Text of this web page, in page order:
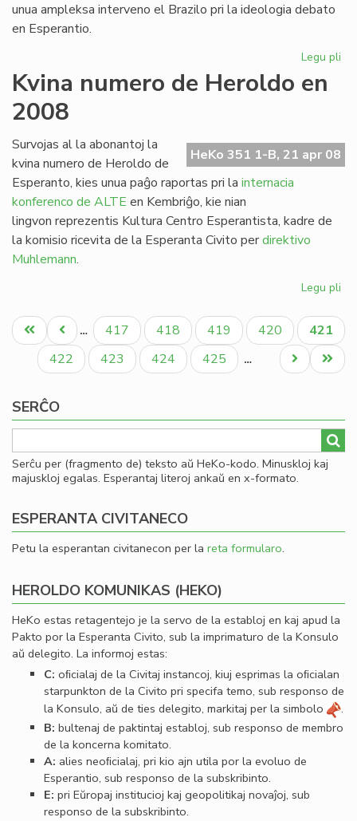
unua ampleksa interveno el Brazilo pri la ideologia debato
en Esperantio.
Legu pli
el
Kvina numero de Heroldo en
2008
HeKo 351 1-B, 21 apr 08
Survojas al la abonantoj la
kvina numero de Heroldo de
Esperanto, kies unua paĝo raportas pri la internacia
konferenco de ALTE en Kembriĝo, kie nian
lingvon reprezentis Kultura Centro Esperantista, kadre de
la komisio ricevita de la Esperanta Civito perdirektivo
Muhlemann.
Legu pli
de
en
Pagination
Unua
paĝo
Antaŭa
paĝo
… Paĝo
417 Paĝo
418 Paĝo
419 Paĝo
420
Aktuala
paĝo
421
Paĝo
422 Paĝo
423 Paĝo
424 Paĝo
425 …
Last
page
Next
page
SERĈO
Serĉu per (fragmento de) teksto aŭ HeKo-kodo. Minuskloj kaj
majuskloj egalas. Esperantaj literoj ankaŭ en x-formato.
ESPERANTA CIVITANECO
Petu la esperantan civitanecon per la reta formularo.
HEROLDO KOMUNIKAS (HEKO)
HeKo estas retagentejo je la servo de la establoj en kaj apud la
Pakto por la Esperanta Civito, sub la imprimaturo de la Konsulo
aŭ delegito. La informoj estas:
C: oﬁcialaj de la Civitaj instancoj, kiuj esprimas la oﬁcialan
starpunkton de la Civito pri specifa temo, sub responso de
la Konsulo, aŭ de ties delegito, markitaj per la simbolo
.
B: bultenaj de paktintaj establoj, sub responso de membro
de la koncerna komitato.
A: alies neoﬁcialaj, pri kio ajn utila por la evoluo de
Esperantio, sub responso de la subskribinto.
E: pri Eŭropaj institucioj kaj geopolitikaj novaĵoj, sub
responso de la subskribinto.